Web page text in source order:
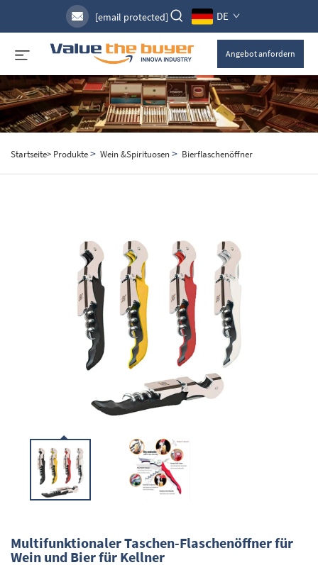
[email protected] DE
Angebot anfordern
Startseite> Produkte> Wein &Spirituosen> Bierflaschenöffner
Multifunktionaler Taschen-Flaschenöffner für
Wein und Bier für Kellner